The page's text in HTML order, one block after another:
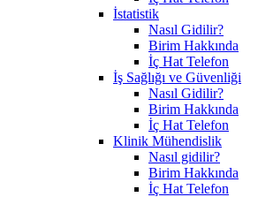
İstatistik
Nasıl Gidilir?
Birim Hakkında
İç Hat Telefon
İş Sağlığı ve Güvenliği
Nasıl Gidilir?
Birim Hakkında
İç Hat Telefon
Klinik Mühendislik
Nasıl gidilir?
Birim Hakkında
İç Hat Telefon